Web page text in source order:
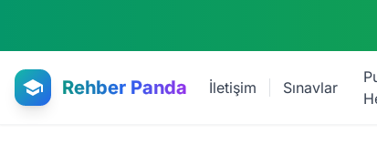
Rehber Panda İletişim Sınavlar